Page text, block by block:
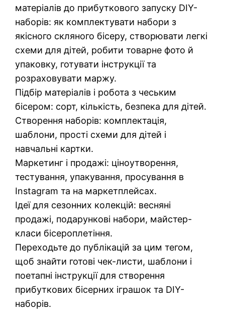
матеріалів до прибуткового запуску DIY-
наборів: як комплектувати набори з
якісного скляного бісеру, створювати легкі
схеми для дітей, робити товарне фото й
упаковку, готувати інструкції та
розраховувати маржу.
Підбір матеріалів і робота з чеським
бісером: сорт, кількість, безпека для дітей.
Створення наборів: комплектація,
шаблони, прості схеми для дітей і
навчальні картки.
Маркетинг і продажі: ціноутворення,
тестування, упакування, просування в
Instagram та на маркетплейсах.
Ідеї для сезонних колекцій: весняні
продажі, подарункові набори, майстер-
класи бісероплетіння.
Переходьте до публікацій за цим тегом,
щоб знайти готові чек-листи, шаблони і
поетапні інструкції для створення
прибуткових бісерних іграшок та DIY-
наборів.